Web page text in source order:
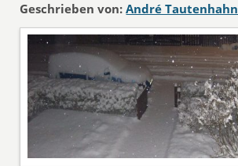
Geschrieben von: André Tautenhahn